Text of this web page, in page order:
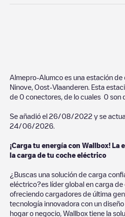
Almepro-Alumco es una estación
Ninove Oost-Vlaanderen . Esta
de 0 conectores, de lo cuales 0 son
Se añadió el 26/08/2022 y se
24/06/2026
¡Carga tu energía con Wallbox!
la carga de tu coche eléctrico
¿Buscas una solución de carga
eléctrico?es líder global en carga de
ofreciendo cargadores de última
tecnología innovadora con un
hogar o negocio, Wallbox tiene la